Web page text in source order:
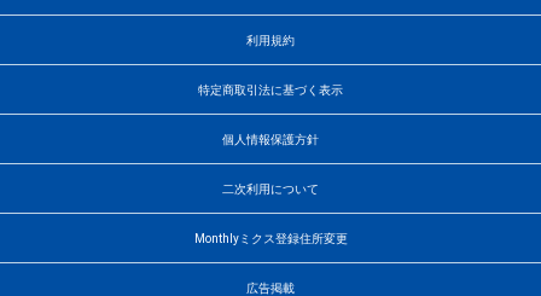
利用規約
特定商取引法に基づく表示
個人情報保護方針
二次利用について
Monthlyミクス登録住所変更
広告掲載